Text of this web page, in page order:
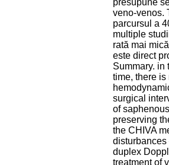
veno-venos.
parcursul a
multiple
rată mai
este direct
Summary. in
time, there
surgical
of
preserving
the CHIVA
disturbances
duplex
treatment of